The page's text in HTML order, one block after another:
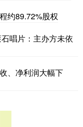
约89.72%股权
唱片：主办方未依
、净利润大幅下